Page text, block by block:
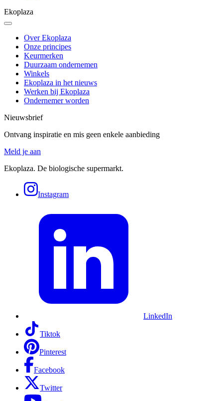
Ekoplaza
Over Ekoplaza
Onze principes
Keurmerken
Duurzaam ondernemen
Winkels
Ekoplaza in het nieuws
Werken bij Ekoplaza
Ondernemer worden
Nieuwsbrief
Ontvang inspiratie en mis geen enkele aanbieding
Meld je aan
Ekoplaza. De biologische supermarkt.
Instagram
LinkedIn
Tiktok
Pinterest
Facebook
Twitter